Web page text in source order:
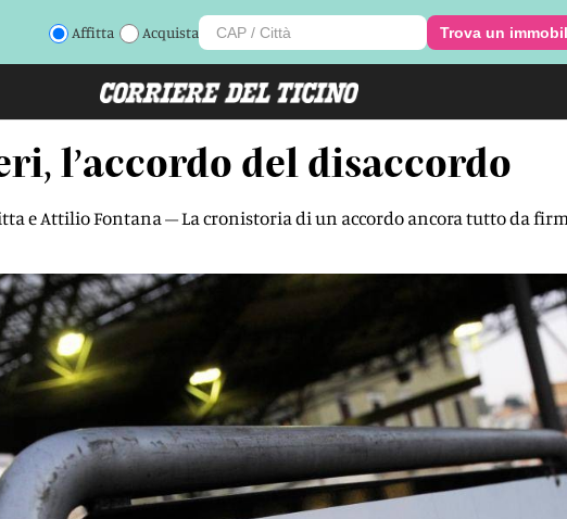
Affitta Acquista Trova un
l’accordo del disaccordo
e Attilio Fontana – La cronistoria di un accordo ancora tutto da